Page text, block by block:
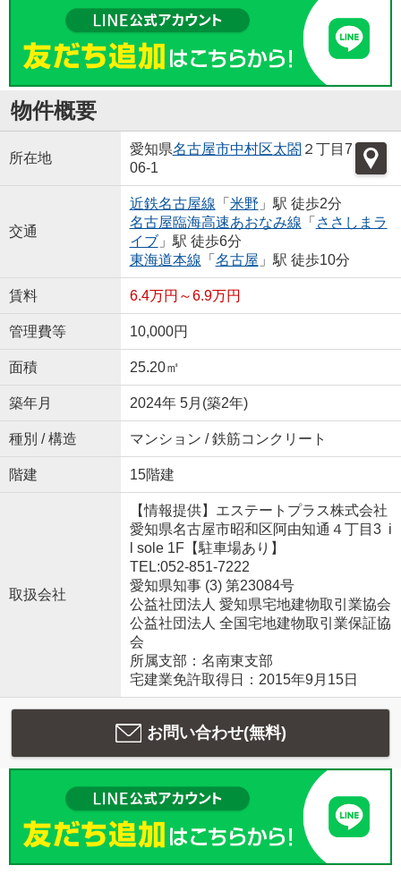
物件概要
所在地
愛知県名古屋市中村区太閤 ２丁目7
06-1
交通
近鉄名古屋線 「 米野 」駅 徒歩2分
名古屋臨海高速あおなみ線 「 ささしまラ
イブ」駅 徒歩6分
東海道本線 「 名古屋 」駅 徒歩10分
賃料 6.4万円～6.9万円
管理費等 10,000円
面積 25.20㎡
築年月 2024年 5月(築2年)
種別 / 構造 マンション / 鉄筋コンクリート
階建 15階建
取扱会社
【情報提供】エステートプラス株式会社
愛知県名古屋市昭和区阿由知通４丁目3 i
l sole 1F【駐車場あり】
TEL:052-851-7222
愛知県知事 (3) 第23084号
公益社団法人 愛知県宅地建物取引業協会
公益社団法人 全国宅地建物取引業保証協
会
所属支部：名南東支部
宅建業免許取得日：2015年9月15日
お問い合わせ(無料)